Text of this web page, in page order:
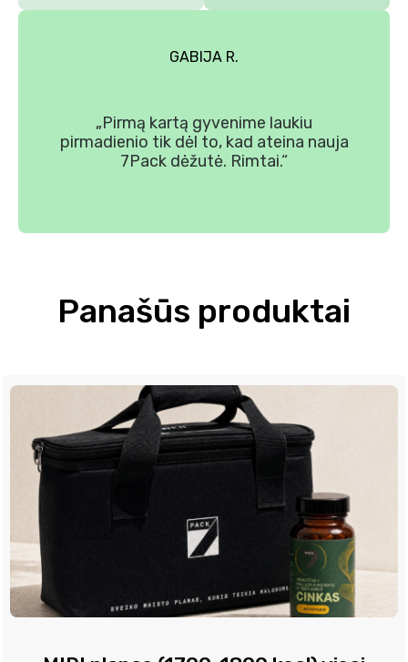
GABIJA R.
„Pirmą kartą gyvenime laukiu
pirmadienio tik dėl to, kad ateina nauja
7Pack dėžutė. Rimtai.“
Panašūs produktai